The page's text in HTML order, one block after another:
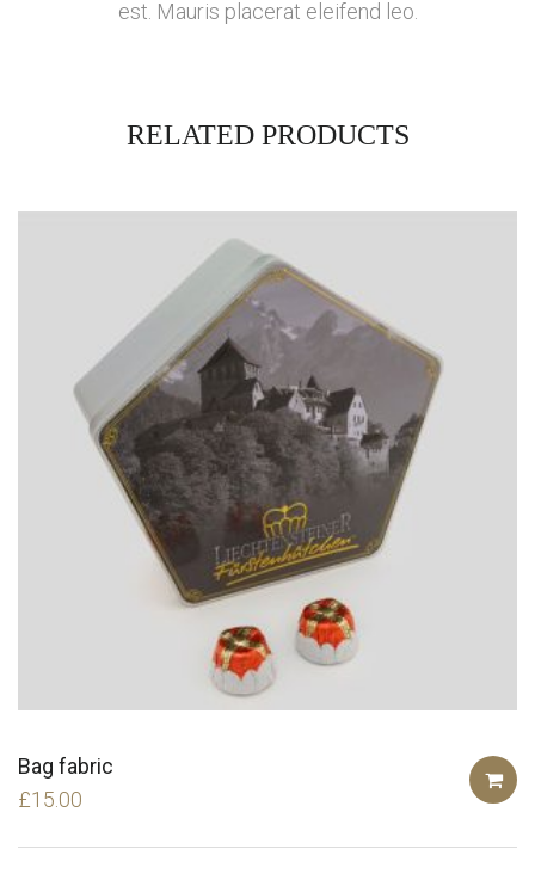
est. Mauris placerat eleifend leo.
RELATED PRODUCTS
Bag fabric
£15.00